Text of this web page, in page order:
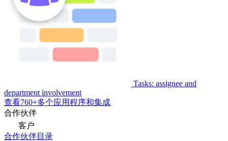
Tasks: assignee and
department involvement
查看760+多个应用程序和集成
合作伙伴
客户
合作伙伴目录